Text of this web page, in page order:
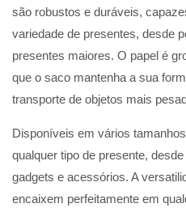
são robustos e duráveis,
variedade de presentes, desde
presentes maiores. O papel é
que o saco mantenha a sua
transporte de objetos mais
Disponíveis em vários
qualquer tipo de presente,
gadgets e acessórios. A
encaixem perfeitamente em